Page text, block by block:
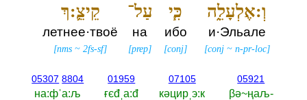
וְ:אֶלְעָלֵ֑ה
и·Эльале
[conj~ n-pr-loc]
כִּ֧י
ибо
[conj]
עַל־
на
[prep]
קֵיצֵ֛:ךְ
летнее·твоё
[nms ~2fs-sf]
05921
βә~ңаљ-‎
07105
кәцирˌэ:к
01959
ғєđˌа:đ
05307 8804
на:фˈа:љ